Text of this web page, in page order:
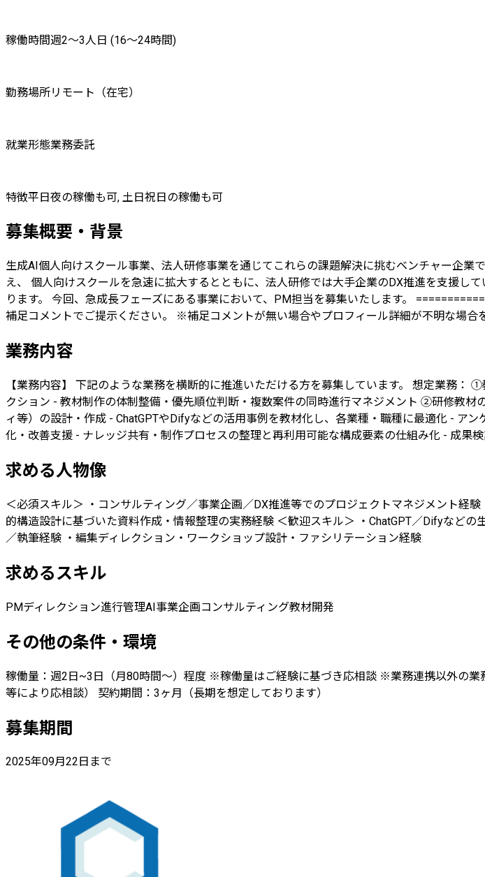
稼働時間週2〜3人日 (16〜24時間)
勤務場所リモート（在宅）
就業形態業務委託
特徴平日夜の稼働も可, 土日祝日の稼働も可
募集概要・背景
生成AI個人向けスクール事業、法人研修事業を通じてこれらの課題解決に挑むベンチャー企
え、 個人向けスクールを急速に拡大するとともに、法人研修では大手企業のDX推進を支援し
ります。 今回、急成長フェーズにある事業において、PM担当を募集いたします。
補足コメントでご提示ください。 ※補足コメントが無い場合やプロフィール詳細が不明な場合
業務内容
【業務内容】 下記のような業務を横断的に推進いただける方を募集しています。 想定業務
クション - 教材制作の体制整備・優先順位判断・複数案件の同時進行マネジメント ②研修教
ィ等）の設計・作成 - ChatGPTやDifyなどの活用事例を教材化し、各業種・職種に最適化 -
化・改善支援 - ナレッジ共有・制作プロセスの整理と再利用可能な構成要素の仕組み化 - 成果
求める人物像
＜必須スキル＞ ・コンサルティング／事業企画／DX推進等でのプロジェクトマネジメント経
的構造設計に基づいた資料作成・情報整理の実務経験 ＜歓迎スキル＞ ・ChatGPT／Difyなど
／執筆経験 ・編集ディレクション・ワークショップ設計・ファシリテーション経験
求めるスキル
PMディレクション進行管理AI事業企画コンサルティング教材開発
その他の条件・環境
稼働量：週2日~3日（月80時間〜）程度 ※稼働量はご経験に基づき応相談 ※業務連携以外の
等により応相談） 契約期間：3ヶ月（長期を想定しております）
募集期間
2025年09月22日まで